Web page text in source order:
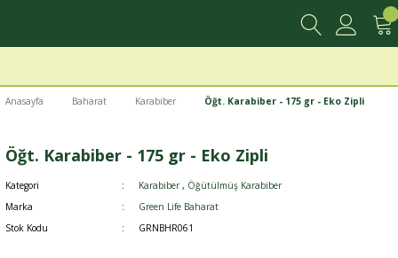
Anasayfa Baharat Karabiber Öğt. Karabiber - 175 gr - Eko Zipli
Öğt. Karabiber - 175 gr - Eko Zipli
Kategori Karabiber , Öğütülmüş Karabiber
Marka
Green Life Baharat
Stok Kodu
GRNBHR061